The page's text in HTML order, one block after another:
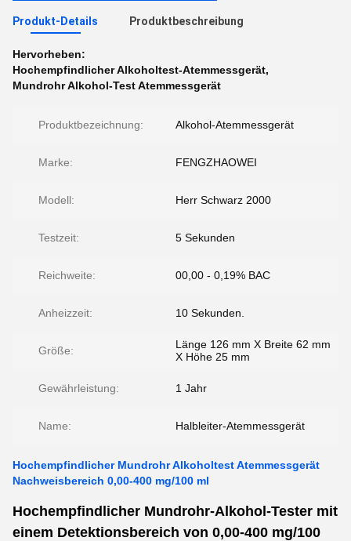
Produkt-Details Produktbeschreibung
Hervorheben:
Hochempfindlicher Alkoholtest-Atemmessgerät,
Mundrohr Alkohol-Test Atemmessgerät
Produktbezeichnung: Alkohol-Atemmessgerät
Marke: FENGZHAOWEI
Modell: Herr Schwarz 2000
Testzeit: 5 Sekunden
Reichweite: 00,00 - 0,19% BAC
Anheizzeit: 10 Sekunden.
Größe:
Länge 126 mm X Breite 62 mm
X Höhe 25 mm
Gewährleistung: 1 Jahr
Name: Halbleiter-Atemmessgerät
Hochempfindlicher Mundrohr Alkoholtest Atemmessgerät
Nachweisbereich 0,00-400 mg/100 ml
Hochempfindlicher Mundrohr-Alkohol-Tester mit
einem Detektionsbereich von 0,00-400 mg/100